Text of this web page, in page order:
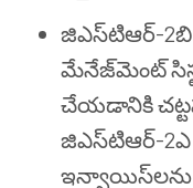
జిఎస్‌టి‌ఆర్-2బి
మేనేజ్‌మెంట్
చేయడానికి
జిఎస్‌టి‌ఆర్-